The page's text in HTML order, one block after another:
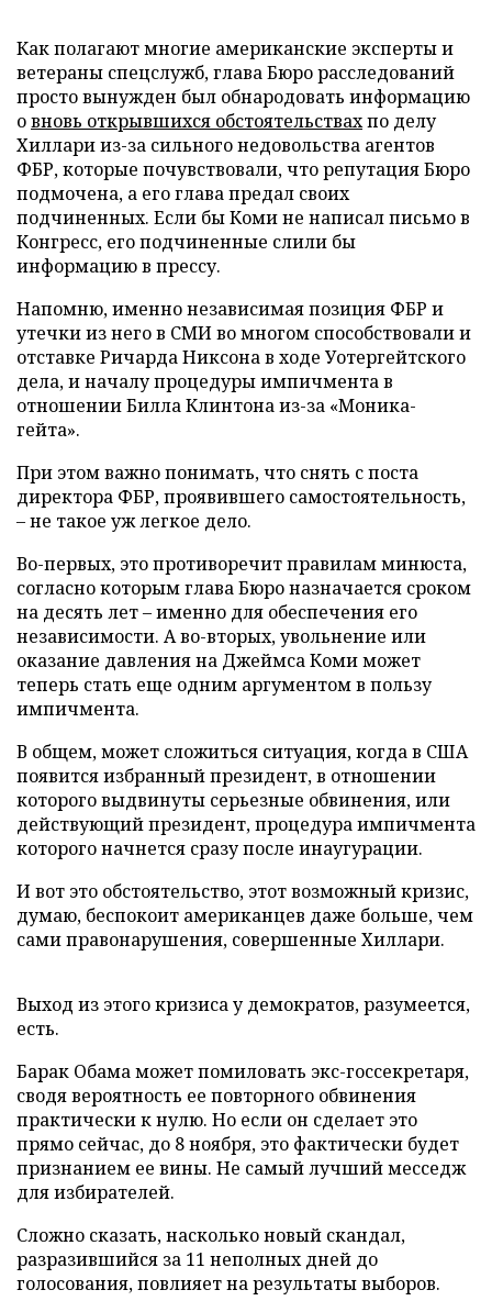
Как полагают многие американские эксперты и
ветераны спецслужб, глава Бюро расследований
просто вынужден был обнародовать информацию
овновь открывшихся обстоятельствахпо делу
Хиллари из-за сильного недовольства агентов
ФБР, которые почувствовали, что репутация Бюро
подмочена, а его глава предал своих
подчиненных. Если бы Коми не написал письмо в
Конгресс, его подчиненные слили бы
информацию в прессу.
Напомню, именно независимая позиция ФБР и
утечки из него в СМИ во многом способствовали и
отставке Ричарда Никсона в ходе Уотергейтского
дела, и началу процедуры импичмента в
отношении Билла Клинтона из-за «Моника-
гейта».
При этом важно понимать, что снять с поста
директора ФБР, проявившего самостоятельность,
– не такое уж легкое дело.
Во-первых, это противоречит правилам минюста,
согласно которым глава Бюро назначается сроком
на десять лет – именно для обеспечения его
независимости. А во-вторых, увольнение или
оказание давления на Джеймса Коми может
теперь стать еще одним аргументом в пользу
импичмента.
В общем, может сложиться ситуация, когда в США
появится избранный президент, в отношении
которого выдвинуты серьезные обвинения, или
действующий президент, процедура импичмента
которого начнется сразу после инаугурации.
И вот это обстоятельство, этот возможный кризис,
думаю, беспокоит американцев даже больше, чем
сами правонарушения, совершенные Хиллари.
Выход из этого кризиса у демократов, разумеется,
есть.
Барак Обама может помиловать экс-госсекретаря,
сводя вероятность ее повторного обвинения
практически к нулю. Но если он сделает это
прямо сейчас, до 8 ноября, это фактически будет
признанием ее вины. Не самый лучший месседж
для избирателей.
Сложно сказать, насколько новый скандал,
разразившийся за 11 неполных дней до
голосования, повлияет на результаты выборов.